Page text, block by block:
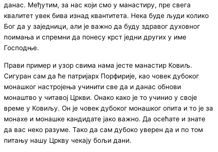
данас. Међутим, за нас који смо у манастиру, пре свега
квалитет увек бива изнад квантитета. Нека буде људи колико
Бог да у заједници, али је важно да буду здравог духовног
поимања и спремни да понесу крст једни других у име
Господње.
Прави пример и узор свима нама јесте манастир Ковиљ.
Сигуран сам да ће патријарх Порфирије, као човек дубоког
монашког настројења учинити све да и данас обнови
монаштво у читавој Цркви. Онако како је то учинио у своје
време у Ковиљу. Он је човек дубоког монашког опита и то је за
монахе и монашке кандидате јако важно. Да осећате и знате
да вас неко разуме. Тако да сам дубоко уверен да и по том
питању нашу Цркву чекају бољи дани.